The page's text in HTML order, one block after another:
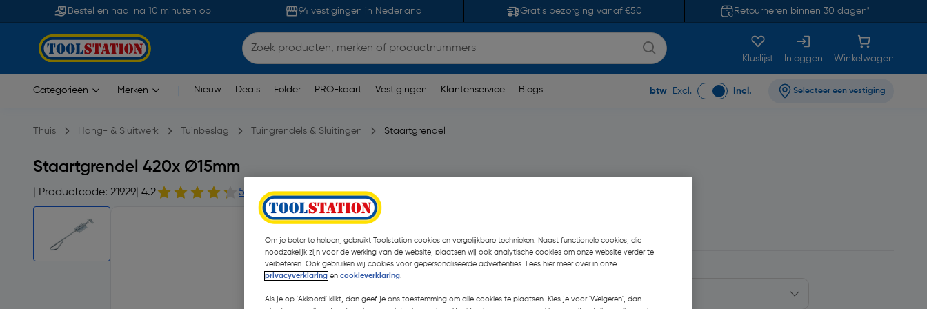
Bestel en haal na 10 minuten op 94 vestigingen in Nederland Gratis bezorging vanaf €50 Retourneren binnen 30 dagen*
Kluslijst Inloggen Winkelwagen
Categorieën Merken Nieuw Deals Folder PRO-kaart Vestigingen Klantenservice Blogs btw Excl. Incl. Selecteer een vestiging
Thuis Hang- & Sluitwerk Tuinbeslag Tuingrendels & Sluitingen Staartgrendel
Staartgrendel 420x Ø15mm
| Productcode: 21929 | 4.2 5 opmerking(en)| Stuk
Kies productvariant(1)
Om je beter te helpen, gebruikt Toolstation cookies en vergelijkbare technieken. Naast functionele cookies, die
noodzakelijk zijn voor de werking van de website, plaatsen wij ook analytische cookies om onze website verder te
verbeteren. Ook gebruiken wij cookies voor gepersonaliseerde advertenties. Lees hier meer over in onze
privacyverklaring en cookieverklaring.
Als je op 'Akkoord' klikt, dan geef je ons toestemming om alle cookies te plaatsen. Kies je voor 'Weigeren', dan